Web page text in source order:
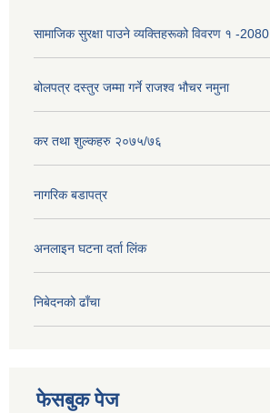
सामाजिक सुरक्षा पाउने व्यक्तिहरूको विवरण १ -2080
बोलपत्र दस्तुर जम्मा गर्ने राजश्व भौचर नमुना
कर तथा शुल्कहरु २०७५/७६
नागरिक बडापत्र
अनलाइन घटना दर्ता लिंक
निबेदनको ढाँचा
फेसबुक पेज